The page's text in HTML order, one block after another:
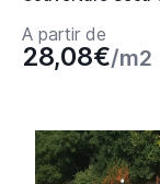
A partir de
28,08€/m2